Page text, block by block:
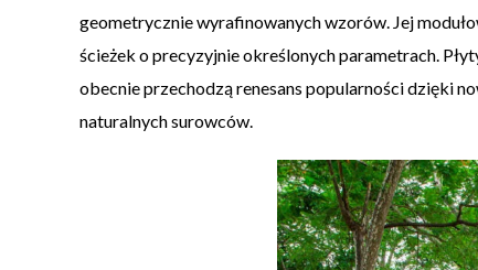
geometrycznie wyrafinowanych wzorów. Jej
ścieżek o precyzyjnie określonych parametrach.
obecnie przechodzą renesans popularności dzięki
naturalnych surowców.